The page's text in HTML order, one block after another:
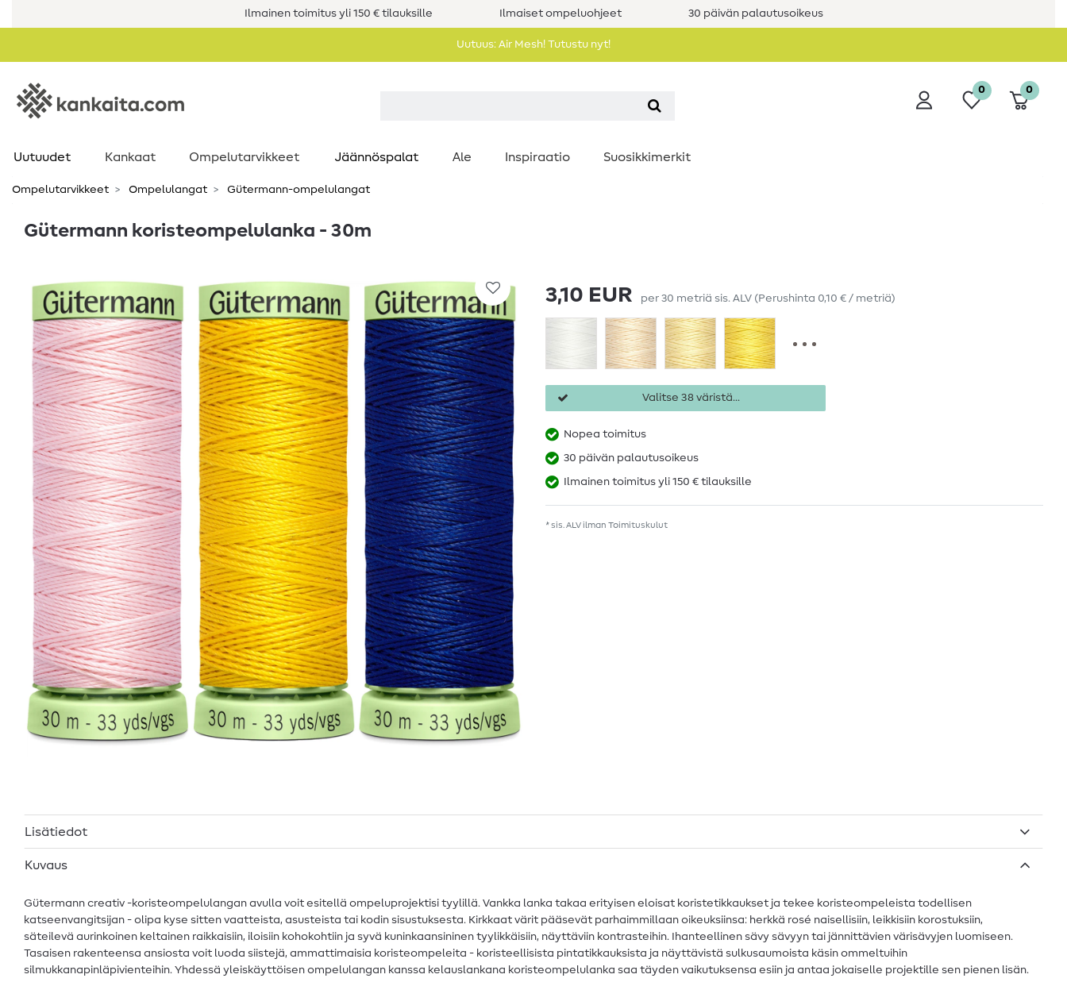
Ilmainen toimitus yli 150 € tilauksille Ilmaiset ompeluohjeet 30 päivän palautusoikeus
Uutuus: Air Mesh! Tutustu nyt!
0 0
Uutuudet Kankaat Ompelutarvikkeet Jäännöspalat Ale Inspiraatio Suosikkimerkit
Ompelutarvikkeet Ompelulangat Gütermann-ompelulangat
Gütermann koristeompelulanka - 30m
3,10 EUR per 30 metriä sis. ALV (Perushinta 0,10 € / metriä)
Valitse 38 väristä...
Nopea toimitus
30 päivän palautusoikeus
Ilmainen toimitus yli 150 € tilauksille
* sis. ALV ilman Toimituskulut
Lisätiedot
Kuvaus
Gütermann creativ -koristeompelulangan avulla voit esitellä ompeluprojektisi tyylillä. Vankka lanka takaa erityisen eloisat koristetikkaukset ja tekee koristeompeleista todellisen
katseenvangitsijan - olipa kyse sitten vaatteista, asusteista tai kodin sisustuksesta. Kirkkaat värit pääsevät parhaimmillaan oikeuksiinsa: herkkä rosé naisellisiin, leikkisiin korostuksiin,
säteilevä aurinkoinen keltainen raikkaisiin, iloisiin kohokohtiin ja syvä kuninkaansininen tyylikkäisiin, näyttäviin kontrasteihin. Ihanteellinen sävy sävyyn tai jännittävien värisävyjen luomiseen.
Tasaisen rakenteensa ansiosta voit luoda siistejä, ammattimaisia koristeompeleita - koristeellisista pintatikkauksista ja näyttävistä sulkusaumoista käsin ommeltuihin
silmukkanapinläpivienteihin. Yhdessä yleiskäyttöisen ompelulangan kanssa kelauslankana koristeompelulanka saa täyden vaikutuksensa esiin ja antaa jokaiselle projektille sen pienen lisän.